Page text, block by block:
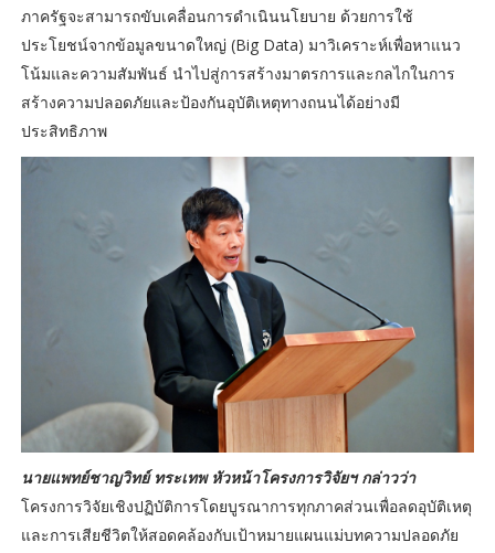
ภาครัฐจะสามารถขับเคลื่อนการดำเนินนโยบาย ด้วยการใช้
ประโยชน์จากข้อมูลขนาดใหญ่ (Big Data) มาวิเคราะห์เพื่อหาแนว
โน้มและความสัมพันธ์ นำไปสู่การสร้างมาตรการและกลไกในการ
สร้างความปลอดภัยและป้องกันอุบัติเหตุทางถนนได้อย่างมี
ประสิทธิภาพ
นายแพทย์ชาญวิทย์ ทระเทพ หัวหน้าโครงการวิจัยฯ กล่าวว่า
โครงการวิจัยเชิงปฏิบัติการโดยบูรณาการทุกภาคส่วนเพื่อลดอุบัติเหตุ
และการเสียชีวิตให้สอดคล้องกับเป้าหมายแผนแม่บทความปลอดภัย